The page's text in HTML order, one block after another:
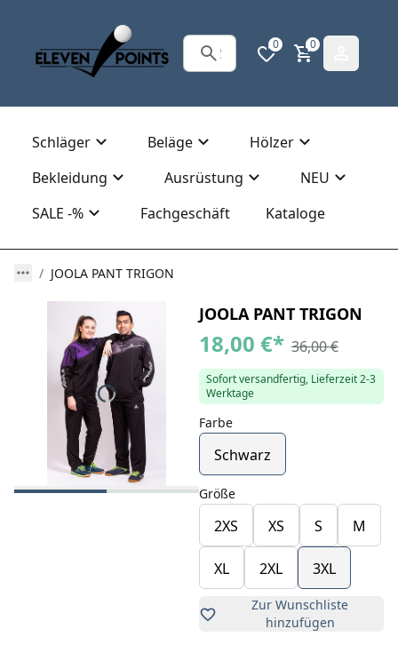
0 0
Schläger Beläge
Hölzer
Bekleidung
Ausrüstung
NEU
SALE -%
Fachgeschäft Kataloge
JOOLA PANT TRIGON
JOOLA PANT TRIGON
18,00 €* 36,00 €
Sofort versandfertig, Lieferzeit 2-3
Werktage
Farbe
Schwarz
Größe
2XS XS S M
XL 2XL 3XL
Zur Wunschliste
hinzufügen